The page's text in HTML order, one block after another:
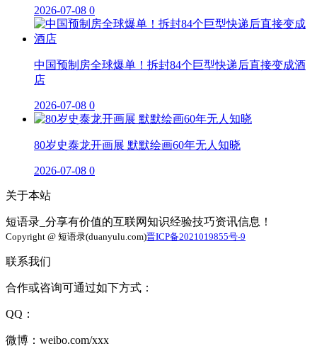
2026-07-08 0
中国预制房全球爆单！拆封84个巨型快递后直接变成酒
店
2026-07-08 0
80岁史泰龙开画展 默默绘画60年无人知晓
2026-07-08 0
关于本站
短语录_分享有价值的互联网知识经验技巧资讯信息！
Copyright @ 短语录(duanyulu.com)晋ICP备2021019855号-9
联系我们
合作或咨询可通过如下方式：
QQ：
微博：weibo.com/xxx